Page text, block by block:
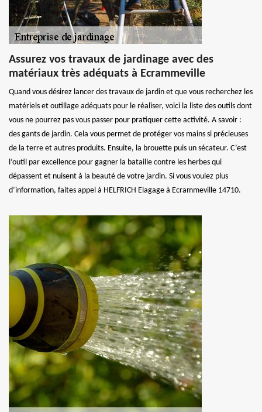
Assurez vos travaux de jardinage avec des
matériaux très adéquats à Ecrammeville
Quand vous désirez lancer des travaux de jardin et que vous recherchez les
matériels et outillage adéquats pour le réaliser, voici la liste des outils dont
vous ne pourrez pas vous passer pour pratiquer cette activité. A savoir :
des gants de jardin. Cela vous permet de protéger vos mains si précieuses
de la terre et autres produits. Ensuite, la brouette puis un sécateur. C’est
l’outil par excellence pour gagner la bataille contre les herbes qui
dépassent et nuisent à la beauté de votre jardin. Si vous voulez plus
d’information, faites appel à HELFRICH Elagage à Ecrammeville 14710.